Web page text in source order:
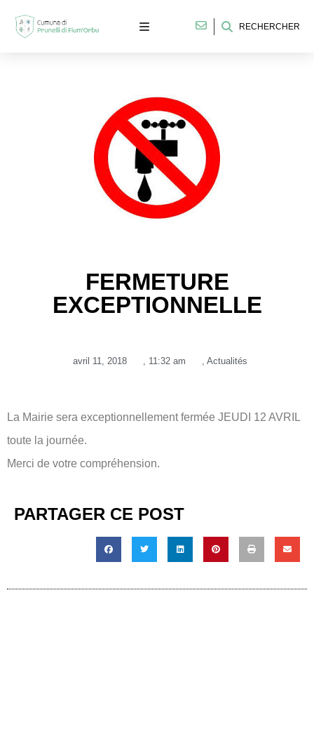
RECHERCHER
FERMETURE
EXCEPTIONNELLE
avril 11, 2018 , 11:32 am , Actualités
La Mairie sera exceptionnellement fermée JEUDI 12 AVRIL
toute la journée.
Merci de votre compréhension.
PARTAGER CE POST